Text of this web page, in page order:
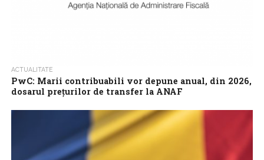
ACTUALITATE
PwC: Marii contribuabili vor depune anual, din 2026,
dosarul prețurilor de transfer la ANAF
electronic, dosarul prețurilor de transfer pentru tranzacțiile
aferente anului 2026, în baza...